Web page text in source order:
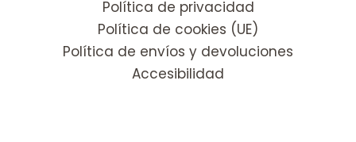
Política de privacidad
Política de cookies (UE)
Política de envíos y devoluciones
Accesibilidad